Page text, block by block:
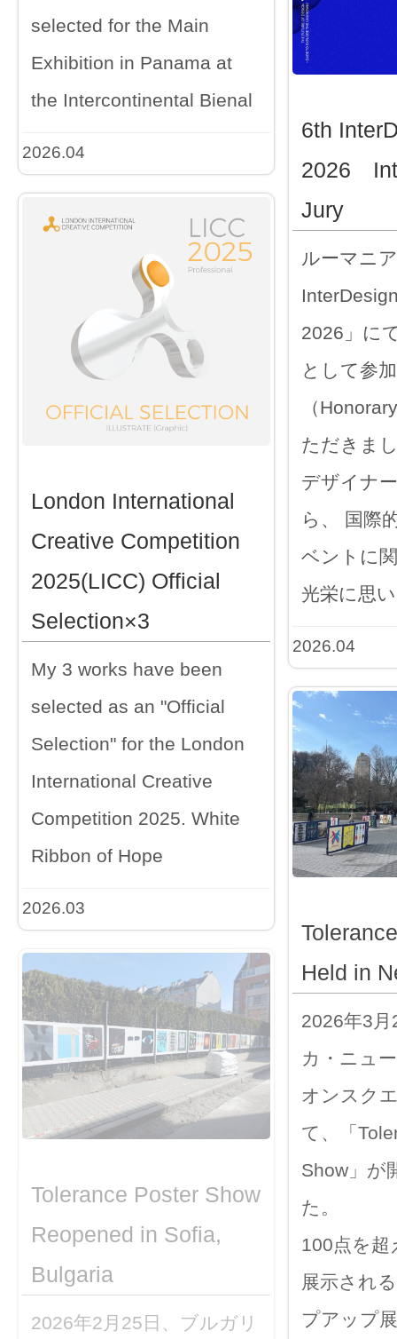
selected for the Main
Exhibition in Panama at
the Intercontinental Bienal
2026.04
6th
2026
Jury
ルーマニ
2026」に
として参
（
ただきま
デザイナ
ら、 国際
ベントに
光栄に思
2026.04
London International
Creative Competition
2025(LICC) Official
Selection×3
My 3 works have been
selected as an "Official
Selection" for the London
International Creative
Competition 2025. White
Ribbon of Hope
2026.03
Held in
2026年3
カ・ニュ
オンスク
て、「
Show」が
た。
100点を超
展示され
プアップ
Tolerance Poster Show
Reopened in Sofia,
Bulgaria
2026年2月25日、ブルガリ